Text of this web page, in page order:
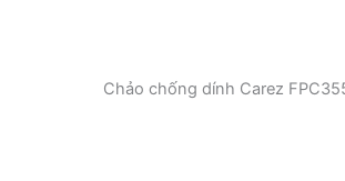
Chảo chống dính Carez